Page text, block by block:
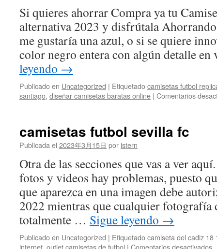
Si quieres ahorrar Compra ya tu
alternativa 2023 y disfrútala
me gustaría una azul, o si se quiere
color negro entera con algún detalle
leyendo →
Publicado en Uncategorized | Etiquetadocamisetas futbol
santiago, diseñar camisetas baratas online | Comentarios
camisetas futbol sevilla fc
Publicada el 2023年3月15日 por istern
Otra de las secciones que vas a ver
fotos y videos hay problemas, puesto
que aparezca en una imagen debe
2022 mientras que cualquier fotografía
totalmente … Sigue leyendo →
Publicado en Uncategorized | Etiquetadocamiseta del cadiz 18
internet, outlet camisetas de futbol | Comentarios desactivados